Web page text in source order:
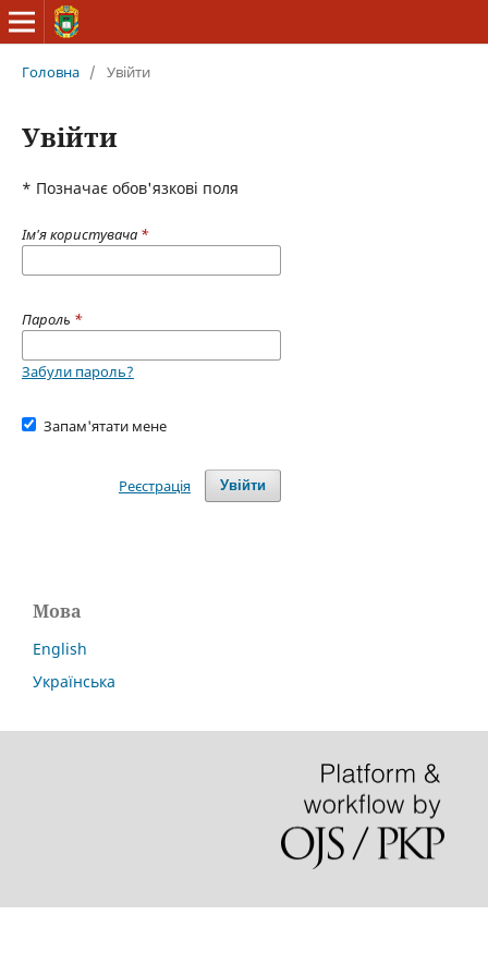
Головна / Увійти
Увійти
* Позначає обов'язкові поля
Ім'я користувача *
Пароль *
Забули пароль?
Запам'ятати мене
Увійти
Реєстрація
Мова
English
Українська